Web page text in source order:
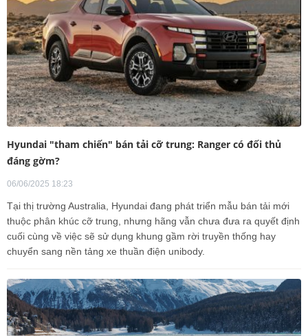
Hyundai "tham chiến" bán tải cỡ trung: Ranger có đối thủ
đáng gờm?
06/06/2025 18:23
Tại thị trường Australia, Hyundai đang phát triển mẫu bán tải mới
thuộc phân khúc cỡ trung, nhưng hãng vẫn chưa đưa ra quyết định
cuối cùng về việc sẽ sử dụng khung gầm rời truyền thống hay
chuyển sang nền tảng xe thuần điện unibody.